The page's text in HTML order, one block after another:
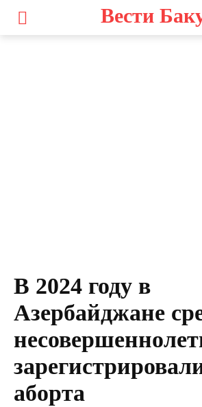
Вести
В 2024 году в
Азербайджане
аборта